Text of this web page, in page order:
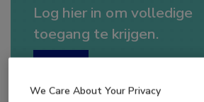
Log hier in om volledige
toegang te krijgen.
We Care About Your Privacy